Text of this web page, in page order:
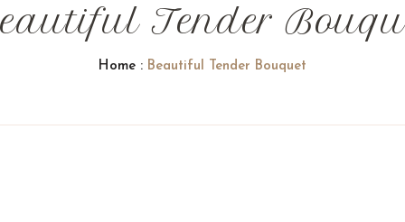
Tender
Home : Beautiful Tender Bouquet